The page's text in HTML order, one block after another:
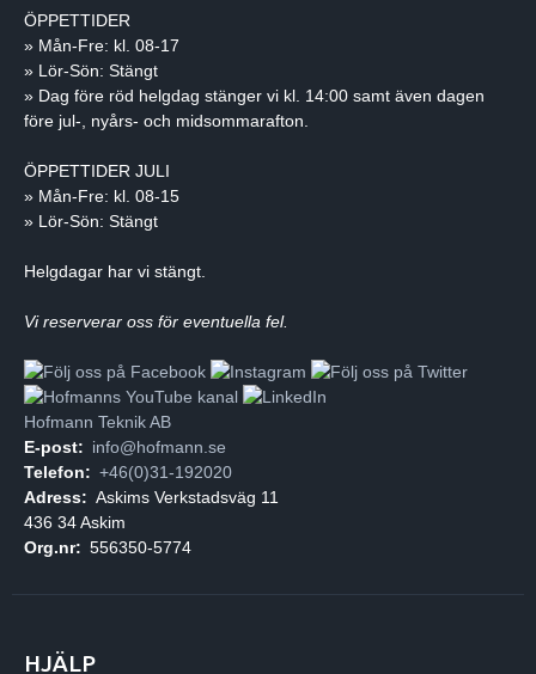
ÖPPETTIDER
» Mån-Fre: kl. 08-17
» Lör-Sön: Stängt
» Dag före röd helgdag stänger vi kl. 14:00 samt även dagen
före jul-, nyårs- och midsommarafton.
ÖPPETTIDER JULI
» Mån-Fre: kl. 08-15
» Lör-Sön: Stängt
Helgdagar har vi stängt.
Vi reserverar oss för eventuella fel.
Hofmann Teknik AB
E-post: info@hofmann.se
Telefon: +46(0)31-192020
Adress: Askims Verkstadsväg 11
436 34 Askim
Org.nr: 556350-5774
HJÄLP